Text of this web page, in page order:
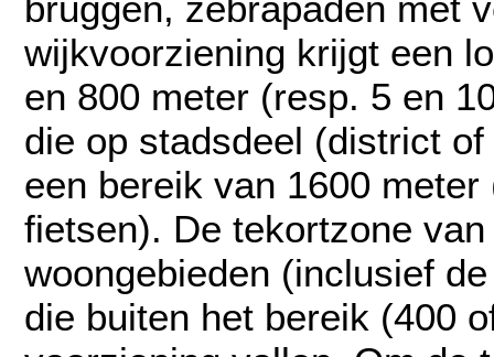
wijkvoorziening krijgt een
en 800 meter (resp. 5 en
die op stadsdeel (district
een bereik van 1600
fietsen). De tekortzone
woongebieden (inclusief
die buiten het bereik (400